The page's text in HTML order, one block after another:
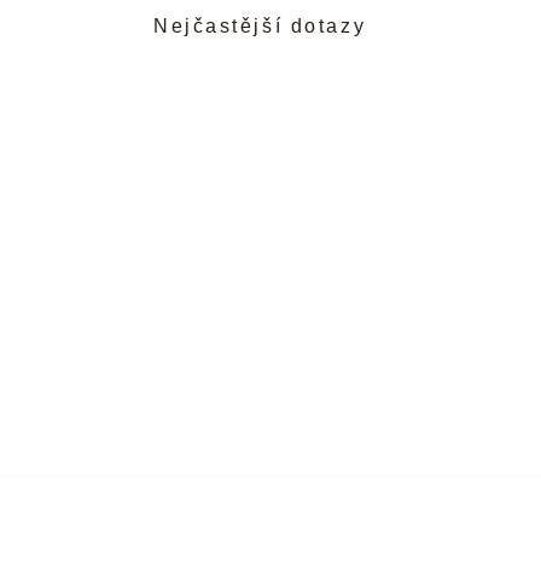
Nejčastější dotazy